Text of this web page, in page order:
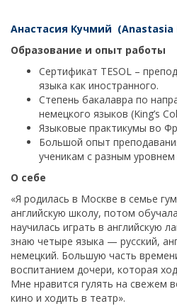
Анастасия Кучмий (Anastasia
Образование и опыт работы
Сертификат TESOL –
языка как иностранного.
Степень бакалавра по
немецкого языков (King’s
Языковые практикумы во
Большой опыт
ученикам с разным
О себе
«Я родилась в Москве в семье
английскую школу, потом
научилась играть в английскую
знаю четыре языка — русский,
немецкий. Большую часть
воспитанием дочери, которая
Мне нравится гулять на свежем
кино и ходить в театр».